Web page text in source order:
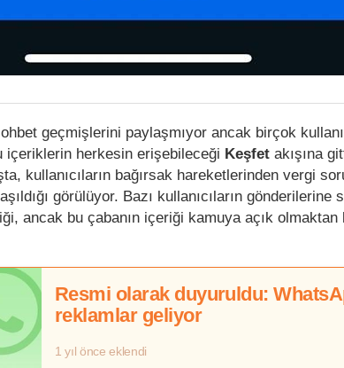
geçmişlerini paylaşmıyor ancak birçok
içeriklerin herkesin erişebileceği Keşfet akışına
kullanıcıların bağırsak hareketlerinden vergi
görülüyor. Bazı kullanıcıların gönderilerine
ancak bu çabanın içeriği kamuya açık olmaktan
Resmi olarak duyuruldu:
reklamlar geliyor
1 yıl önce eklendi